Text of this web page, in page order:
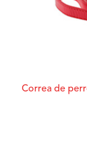
Correa de